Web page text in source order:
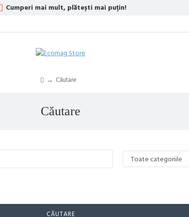
Cumperi mai mult, plătești mai puțin!
Căutare
Căutare
CĂUTARE